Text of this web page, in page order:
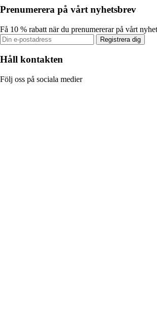
Prenumerera på vårt nyhetsbrev
Få 10 % rabatt när du prenumererar på vårt
Registrera dig
Håll kontakten
Följ oss på sociala medier